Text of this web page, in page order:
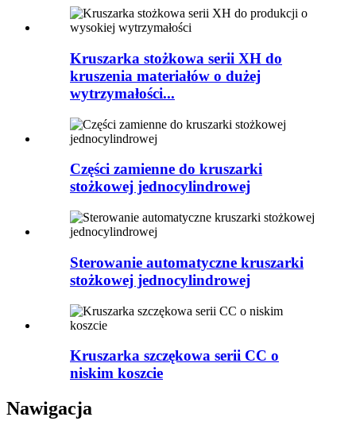
Kruszarka stożkowa serii XH do
kruszenia materiałów o dużej
wytrzymałości...
Części zamienne do kruszarki
stożkowej jednocylindrowej
Sterowanie automatyczne kruszarki
stożkowej jednocylindrowej
Kruszarka szczękowa serii CC o
niskim koszcie
Nawigacja